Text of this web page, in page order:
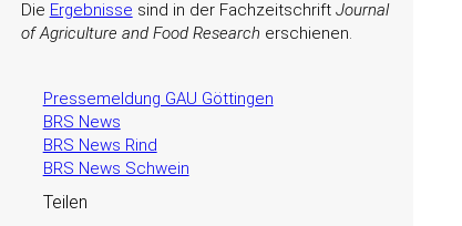
Die Ergebnisse sind in der Fachzeitschrift Journal
of Agriculture and Food Research erschienen.
Pressemeldung GAU Göttingen
BRS News
BRS News Rind
BRS News Schwein
Teilen